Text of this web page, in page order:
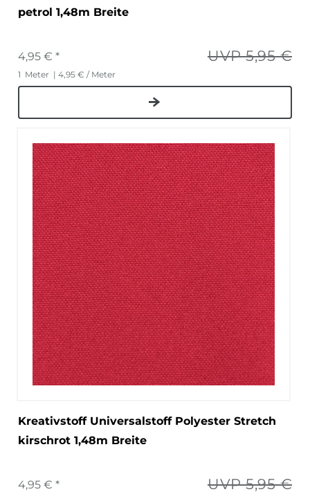
petrol 1,48m Breite
UVP 5,95 €
4,95 € *
1 Meter | 4,95 € / Meter
Kreativstoff Universalstoff Polyester Stretch
kirschrot 1,48m Breite
UVP 5,95 €
4,95 € *